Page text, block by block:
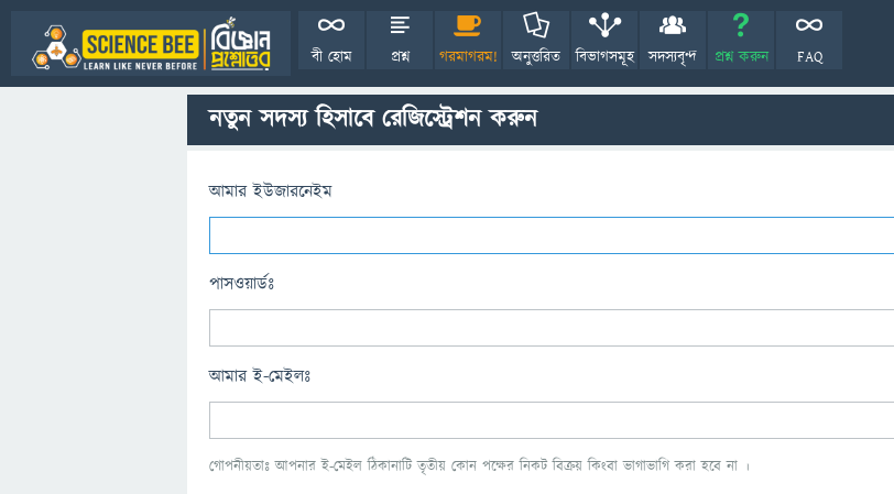
বী হোম প্রশ্ন গরমাগরম! অনুত্তরিত বিভাগসমূহ সদস্যবৃন্দ প্রশ্ন করুন FAQ
নতুন সদস্য হিসাবে রেজিস্ট্রেশন করুন
আমার ইউজারনেইম
পাসওয়ার্ডঃ
আমার ই-মেইলঃ
গোপনীয়তাঃ আপনার ই-মেইল ঠিকানাটি তৃতীয় কোন পক্ষের নিকট বিক্রয় কিংবা ভাগাভাগি করা হবে না ।